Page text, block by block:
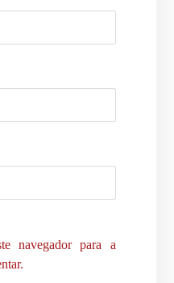
navegador para a